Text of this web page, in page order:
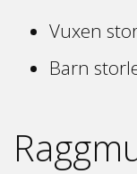
Vuxen
Barn